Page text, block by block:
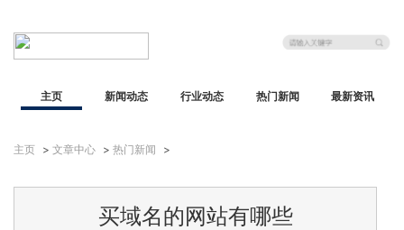
主页 新闻动态 行业动态 热门新闻 最新资讯
主页 > 文章中心 > 热门新闻 >
买域名的网站有哪些